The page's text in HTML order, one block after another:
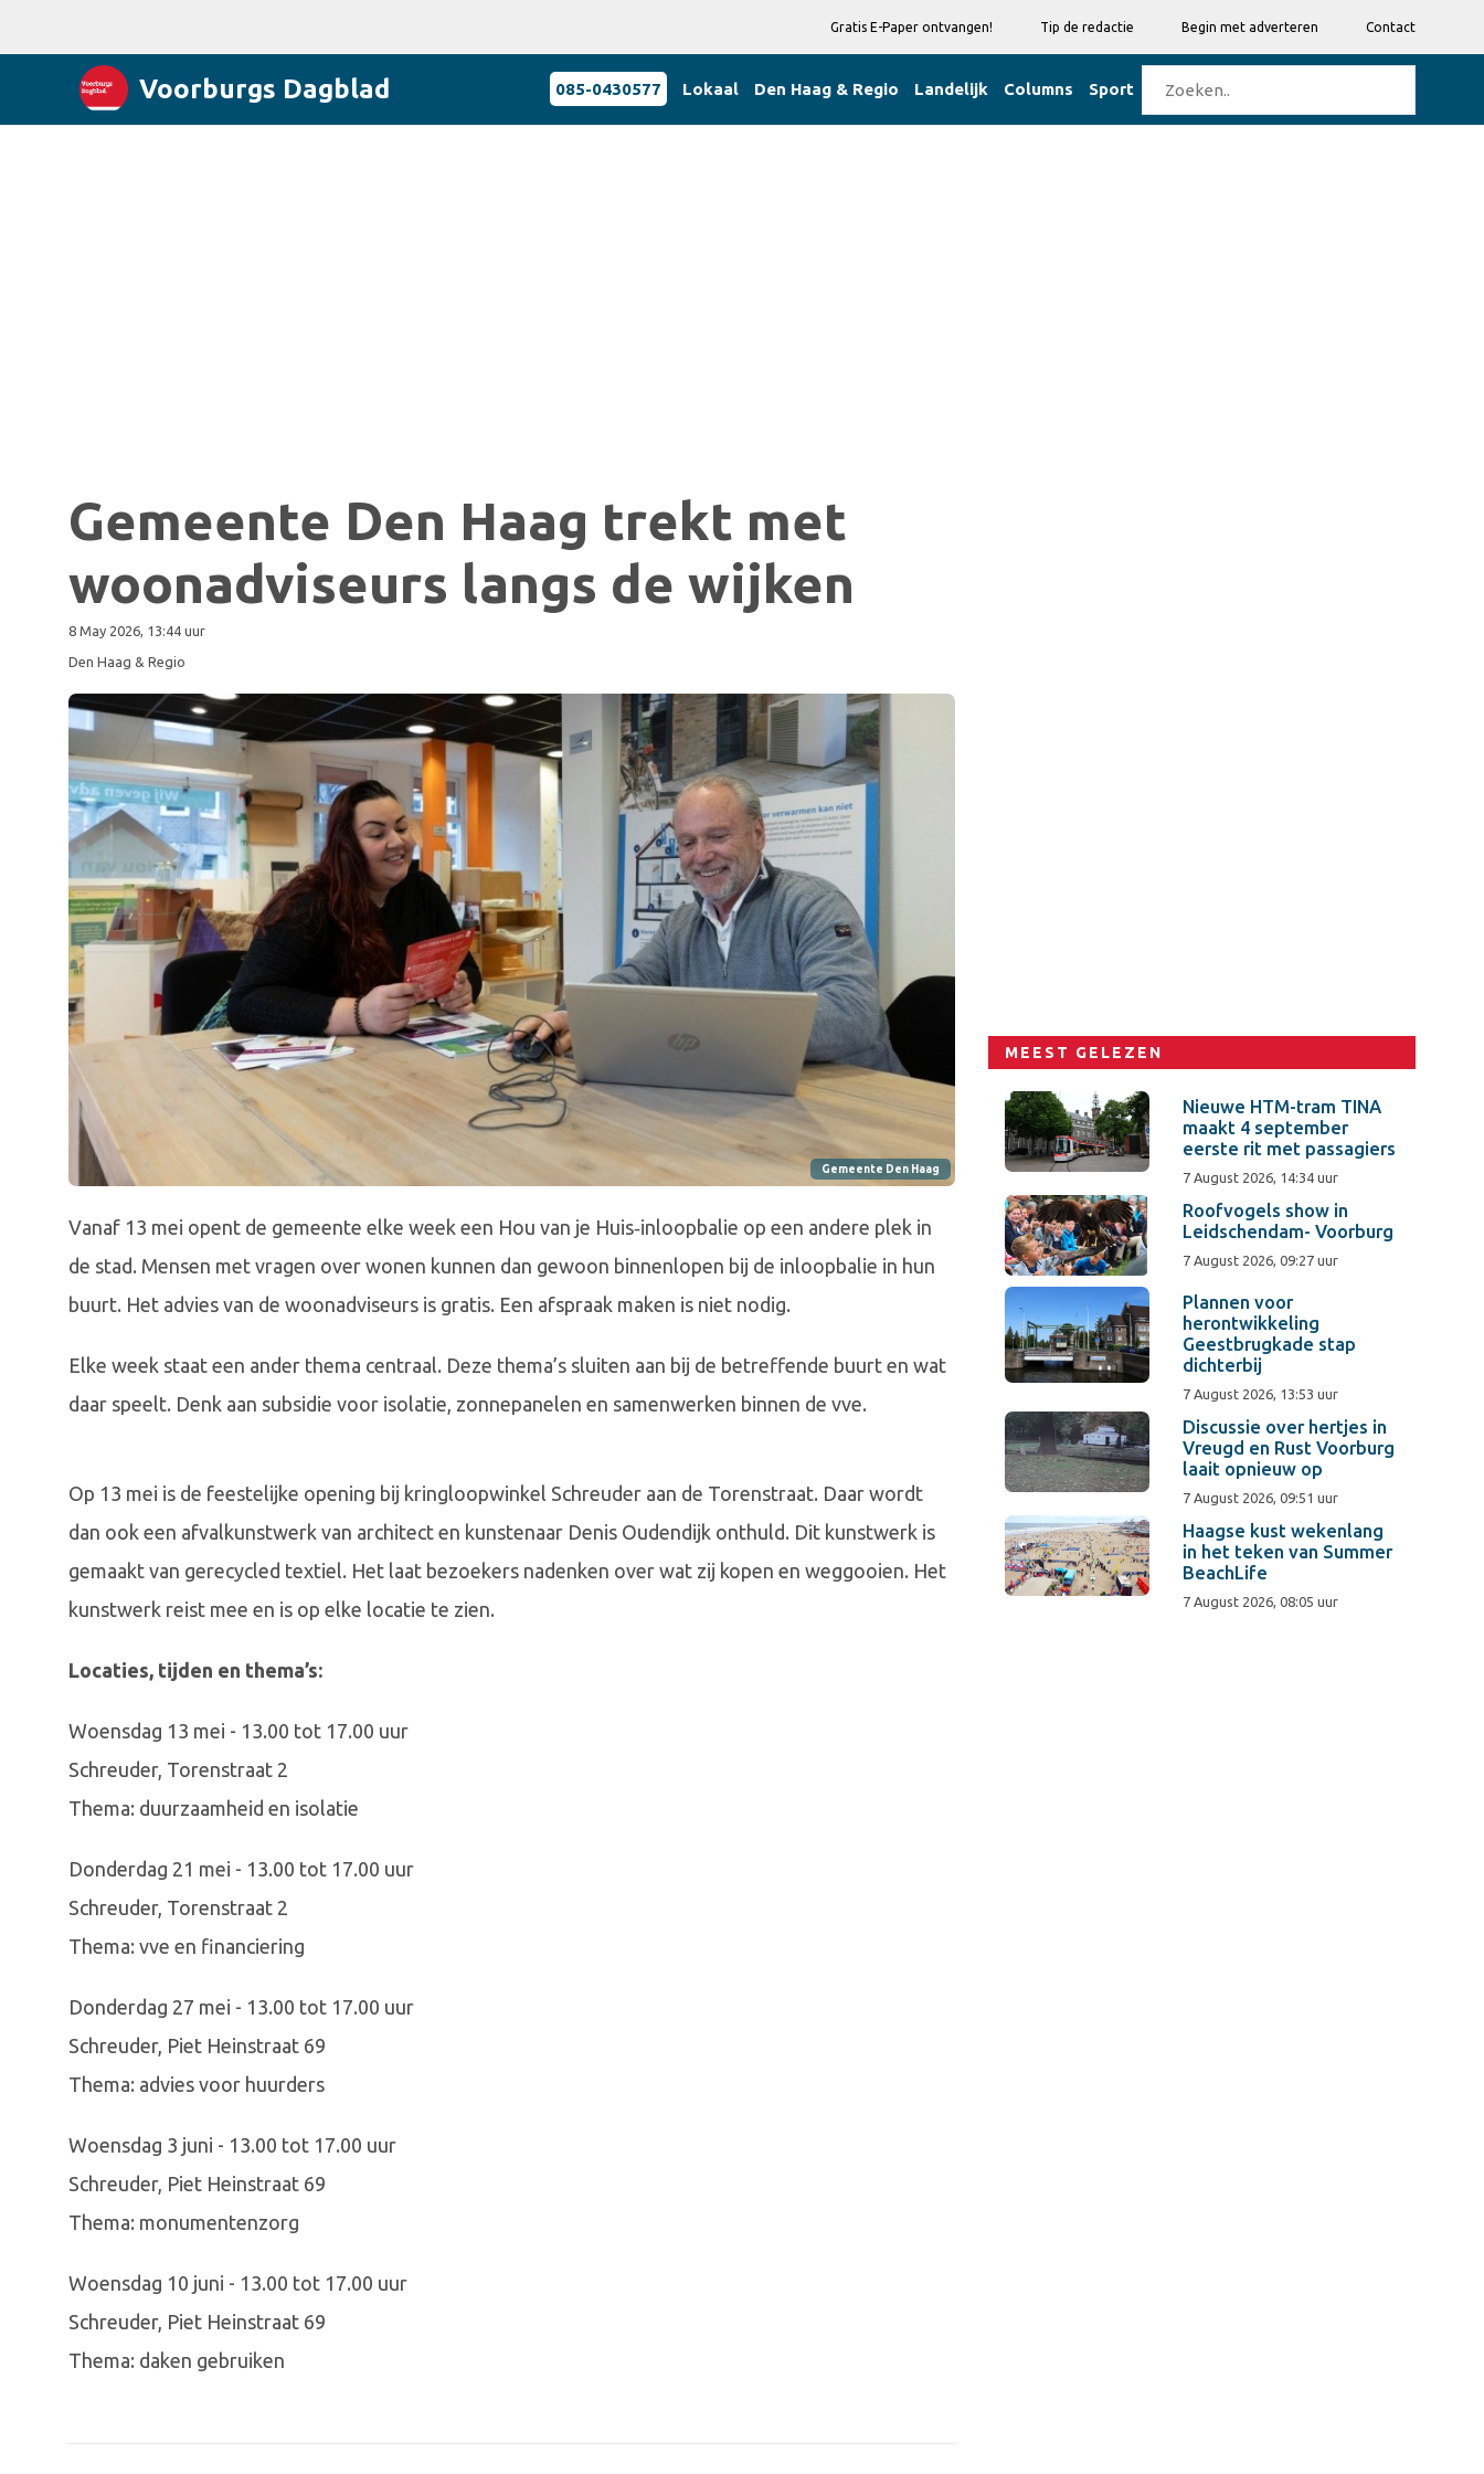
Gratis E-Paper ontvangen! Tip de redactie Begin met adverteren Contact
Voorburgs Dagblad 085-0430577 Lokaal Den Haag & Regio Landelijk Columns Sport
Gemeente Den Haag trekt met
woonadviseurs langs de wijken
8 May 2026, 13:44 uur
Den Haag & Regio
Gemeente Den Haag
Vanaf 13 mei opent de gemeente elke week een Hou van je Huis‑inloopbalie op een andere plek in
de stad. Mensen met vragen over wonen kunnen dan gewoon binnenlopen bij de inloopbalie in hun
buurt. Het advies van de woonadviseurs is gratis. Een afspraak maken is niet nodig.
Elke week staat een ander thema centraal. Deze thema’s sluiten aan bij de betreffende buurt en wat
daar speelt. Denk aan subsidie voor isolatie, zonnepanelen en samenwerken binnen de vve.
Op 13 mei is de feestelijke opening bij kringloopwinkel Schreuder aan de Torenstraat. Daar wordt
dan ook een afvalkunstwerk van architect en kunstenaar Denis Oudendijk onthuld. Dit kunstwerk is
gemaakt van gerecycled textiel. Het laat bezoekers nadenken over wat zij kopen en weggooien. Het
kunstwerk reist mee en is op elke locatie te zien.
Locaties, tijden en thema’s:
Woensdag 13 mei - 13.00 tot 17.00 uur
Schreuder, Torenstraat 2
Thema: duurzaamheid en isolatie
Donderdag 21 mei - 13.00 tot 17.00 uur
Schreuder, Torenstraat 2
Thema: vve en financiering
Donderdag 27 mei - 13.00 tot 17.00 uur
Schreuder, Piet Heinstraat 69
Thema: advies voor huurders
Woensdag 3 juni - 13.00 tot 17.00 uur
Schreuder, Piet Heinstraat 69
Thema: monumentenzorg
Woensdag 10 juni - 13.00 tot 17.00 uur
Schreuder, Piet Heinstraat 69
Thema: daken gebruiken
MEEST GELEZEN
Nieuwe HTM-tram TINA
maakt 4 september
eerste rit met passagiers
7 August 2026, 14:34 uur
Roofvogels show in
Leidschendam- Voorburg
7 August 2026, 09:27 uur
Plannen voor
herontwikkeling
Geestbrugkade stap
dichterbij
7 August 2026, 13:53 uur
Discussie over hertjes in
Vreugd en Rust Voorburg
laait opnieuw op
7 August 2026, 09:51 uur
Haagse kust wekenlang
in het teken van Summer
BeachLife
7 August 2026, 08:05 uur